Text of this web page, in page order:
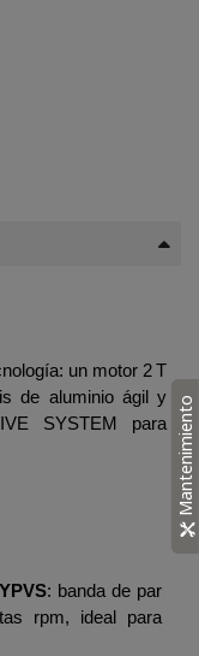
un motor 2 T
de aluminio ágil y
SYSTEM para
: banda de par
rpm, ideal para
Mantenimiento